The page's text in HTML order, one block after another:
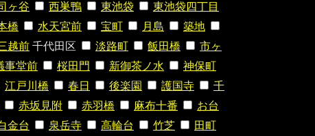
ヶ谷 西巣鴨 東池袋
東池袋四丁目
橋 水天宮前 宝町 月島
築地
越前 千代田区 淡路町 飯田橋
市ヶ
事堂前 桜田門 新御茶ノ水
神保町
江戸川橋 春日 後楽園 護国寺
千
赤坂見附 赤羽橋 麻布十番
お台
金台 泉岳寺 高輪台 竹芝
田町